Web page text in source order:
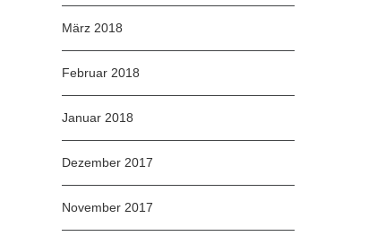
März 2018
Februar 2018
Januar 2018
Dezember 2017
November 2017